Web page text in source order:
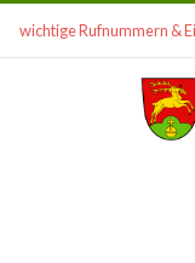
wichtige Rufnummern &